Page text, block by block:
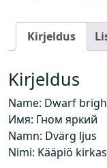
r
k
a
g
a
k
o
Kirjeldus
Kirjeldus
Name: Dwarf
Имя: Гном яркий
Namn: Dvärg ljus
Nimi: Kääpiö kirkas